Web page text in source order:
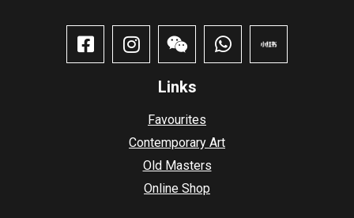
Links
Favourites
Contemporary Art
Old Masters
Online Shop